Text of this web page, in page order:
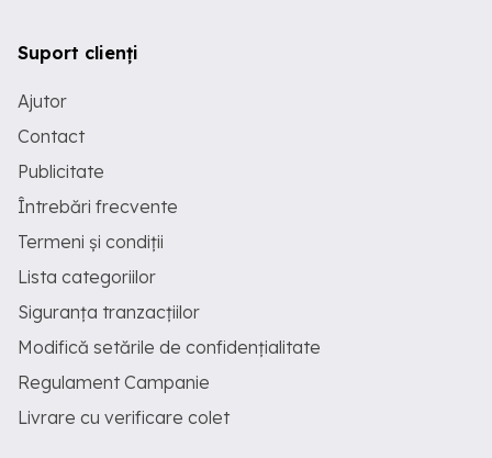
Suport clienți
Ajutor
Contact
Publicitate
Întrebări frecvente
Termeni și condiții
Lista categoriilor
Siguranța tranzacțiilor
Modifică setările de confidențialitate
Regulament Campanie
Livrare cu verificare colet